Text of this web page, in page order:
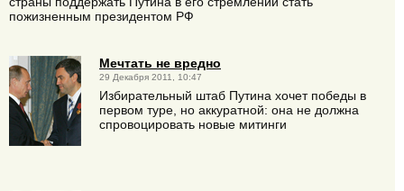
пожизненным президентом РФ
Мечтать не вредно
29 Декабря 2011, 10:47
Избирательный штаб Путина хочет победы в
первом туре, но аккуратной: она не должна
спровоцировать новые митинги